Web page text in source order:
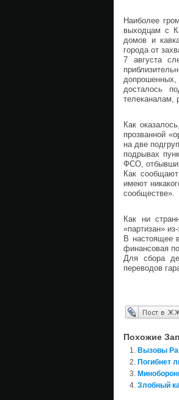
Наиболее
выходцам с
домов и
города от
7 августа
досталось
телеканалам,
Как
прозванной
на две
подрывах
ФСО,
Как
имеют
сообществе».
Как ни
«партизан»
В настоящее
финансовая
Для сбора
переводов
Перепост в ЖЖ
Похожие
Вызовы
Погибнет
Злобный